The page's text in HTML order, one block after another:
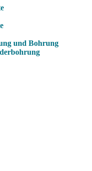
und Bohrung